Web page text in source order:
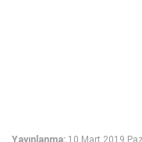
Yayınlanma: 10 Mart 2019